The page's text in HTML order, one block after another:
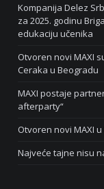
Kompanija Delez
za 2025. godinu
edukaciju učenika
Otvoren novi MAXI
Ceraka u Beogradu
MAXI postaje
afterparty“
Otvoren novi MAXI
Najveće tajne nisu